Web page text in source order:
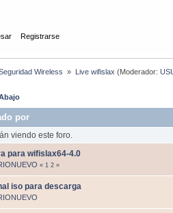
Registrarse
Wireless » Live wifislax (Moderador:
por
viendo este foro.
para wifislax64-4.0
« 1 2»
iso para descarga